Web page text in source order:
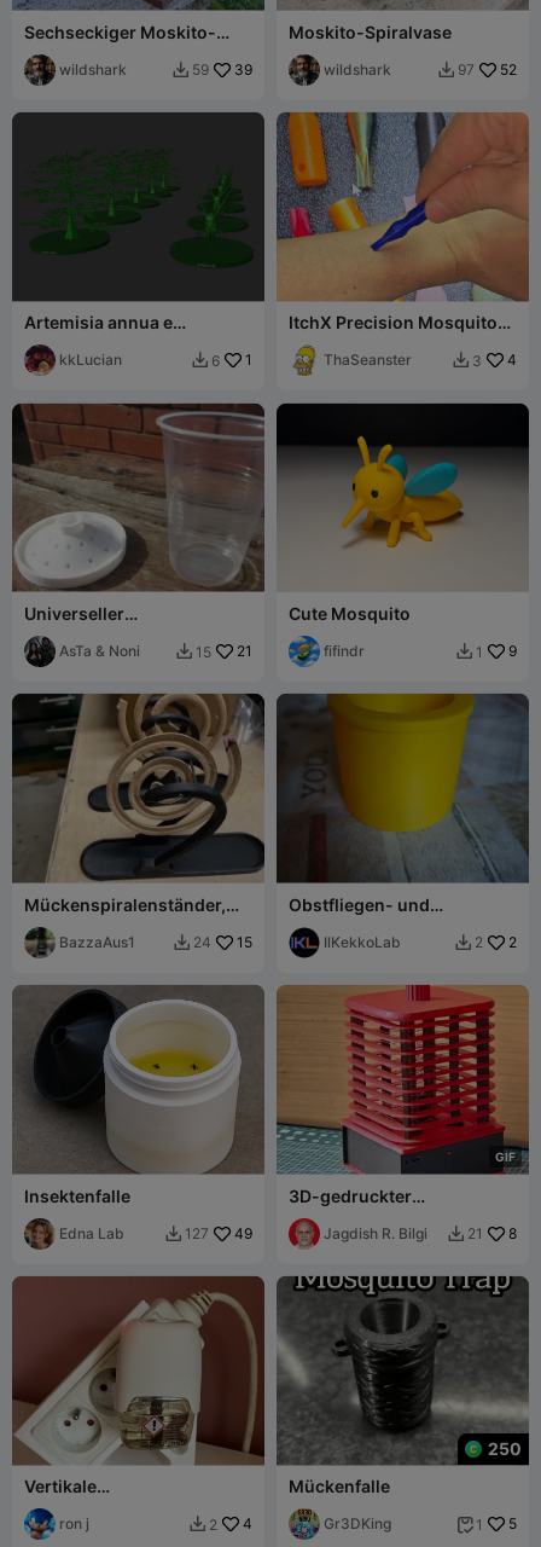
Sechseckiger Moskito-
Spulenhalter
wildshark  59 39
Moskito-Spiralvase
wildshark  97 52
Artemisia annua e
mosquito-prego.
kkLucian  6 1
ItchX Precision Mosquito
Bite Relief Scratch Itch Pen
*QuickThaSeanster  3 4
Universeller
Insektenfallen-Deckel 🪰
Deckel für Fliegen- und
Mückenfalle
AsTa & Noni  15 21
Cute Mosquito
fifindr  1 9
Mückenspiralenständer,
Mückenschutzhalter
BazzaAus1  24 15
Obstfliegen- und
IlKekkoLab  2 2
Insektenfalle
Edna Lab  127 49
GIF
3D-gedruckter
Mückenvernichter
Jagdish R. Bilgi  21 8
Vertikale
Mehrfachsteckdosenhalter
ung (*3) (z. B.:
ron j  2 4
250
Mückenfalle
Gr3DKing  1 5